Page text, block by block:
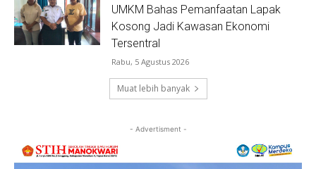
UMKM Bahas Pemanfaatan Lapak
Kosong Jadi Kawasan Ekonomi
Tersentral
Rabu, 5 Agustus 2026
Muat lebih banyak
- Advertisment -